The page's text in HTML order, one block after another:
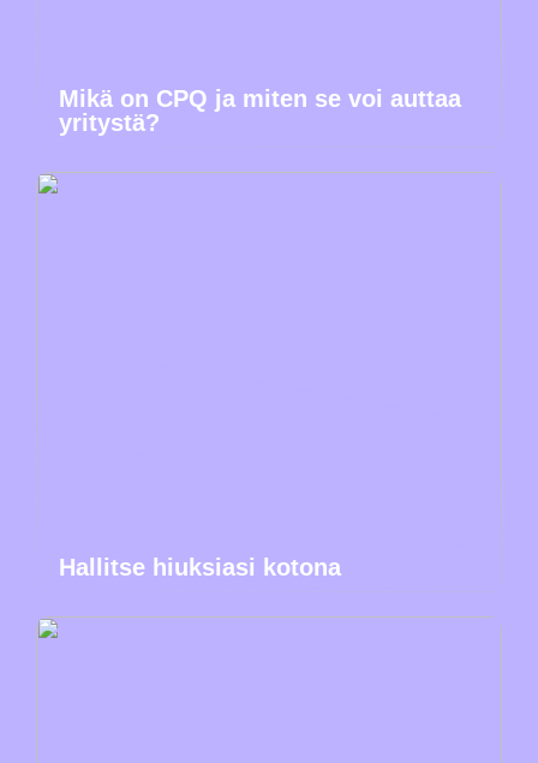
Mikä on CPQ ja miten se voi auttaa
yritystä?
Hallitse hiuksiasi kotona